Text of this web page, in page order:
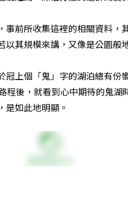
事前所收集這裡的相關資料，
其規模來講，又像是公園般
冠上個「鬼」字的湖泊總有份
程後，就看到心中期待的鬼湖
是如此地明顯。